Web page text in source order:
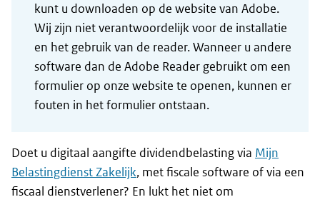
kunt u downloaden op de website van Adobe.
Wij zijn niet verantwoordelijk voor de installatie
en het gebruik van de reader. Wanneer u andere
software dan de Adobe Reader gebruikt om een
formulier op onze website te openen, kunnen er
fouten in het formulier ontstaan.
Doet u digitaal aangifte dividendbelasting via Mijn
Belastingdienst Zakelijk, met fiscale software of via een
fiscaal dienstverlener? En lukt het niet om